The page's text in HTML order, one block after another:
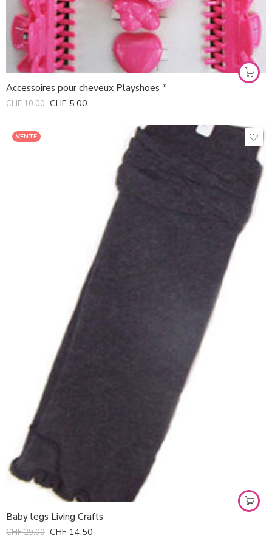
Accessoires pour cheveux Playshoes *
CHF10.00 CHF 5.00
VENTE
Baby legs Living Crafts
CHF29.00 CHF 14.50
Uni noir